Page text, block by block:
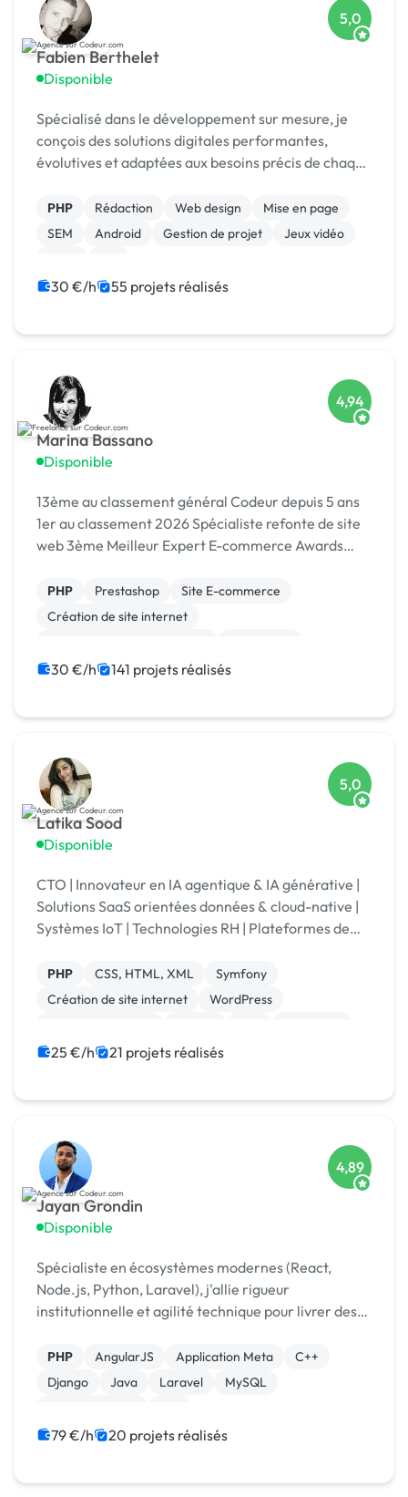
Fabien Berthelet
Disponible
5,0
Spécialisé dans le développement sur mesure, je
conçois des solutions digitales performantes,
évolutives et adaptées aux besoins précis de chaque
PHP Rédaction Web design
Mise en page
SEM
Android Gestion de projet
Jeux vidéo
30 €/h 55 projets réalisés
Marina Bassano
Disponible
4,94
13ème au classement général Codeur depuis 5 ans
1er au classement 2026 Spécialiste refonte de site
web 3ème Meilleur Expert E-commerce Awards
2024
PHP Prestashop
Site E-commerce
Création de site internet
SEO / GEO
CSS, HTML, XML
30 €/h 141 projets réalisés
Latika Sood
Disponible
5,0
CTO | Innovateur en IA agentique & IA générative |
Solutions SaaS orientées données & cloud-native |
Systèmes IoT | Technologies RH | Plateformes de
PHP CSS, HTML, XML
Symfony
Création de site internet
WordPress
Gestion de projet
25 €/h 21 projets réalisés
Jayan Grondin
Disponible
4,89
Spécialiste en écosystèmes modernes (React,
Node.js, Python, Laravel), j'allie rigueur
institutionnelle et agilité technique pour livrer des
PHP AngularJS Application Meta
C++
Django
Java Laravel
MySQL
79 €/h 20 projets réalisés